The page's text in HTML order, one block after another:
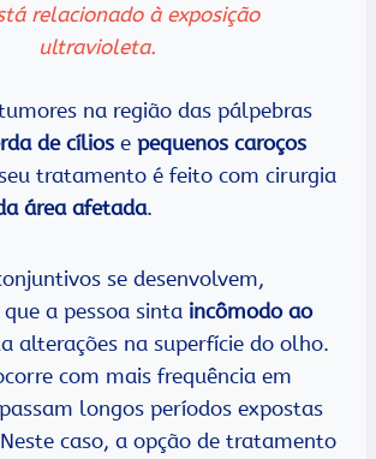
relacionado à exposição
ultravioleta.
na região das pálpebras
de cílios e pequenos caroços
tratamento é feito com cirurgia
área afetada.
se desenvolvem,
a pessoa sinta incômodo ao
alterações na superfície do olho.
com mais frequência em
longos períodos expostas
caso, a opção de tratamento